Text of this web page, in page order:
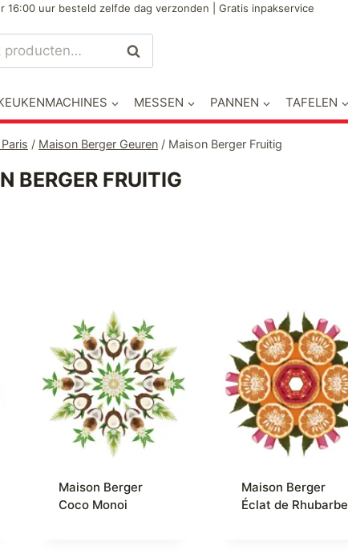
16:00 uur besteld zelfde dag verzonden | Gratis inpakservice
Zoeken
MESSEN PANNEN TAFELEN
/ Maison Berger Geuren / Maison Berger Fruitig
BERGER FRUITIG
Maison Berger
Coco Monoi
Maison Berger
Éclat de Rhubarbe